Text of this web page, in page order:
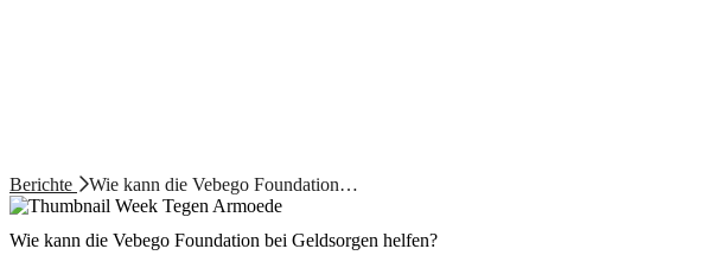
Berichte Wie kann die Vebego Foundation…
Wie kann die Vebego Foundation bei Geldsorgen helfen?